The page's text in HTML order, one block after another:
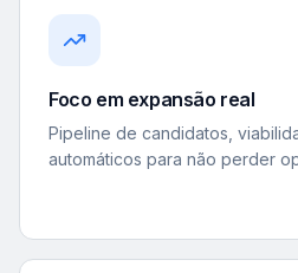
Foco em expansão real
Pipeline de candidatos,
automáticos para não perder